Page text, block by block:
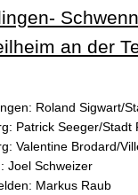
an der
Roland Sigwart/
Patrick Seeger/Stadt
Valentine Brodard/
Joel Schweizer
Markus Raub